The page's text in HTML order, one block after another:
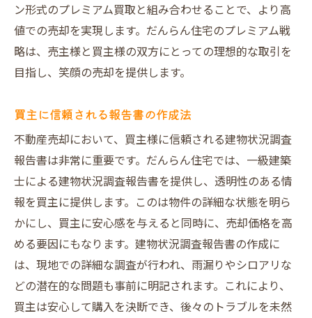
ン形式のプレミアム買取と組み合わせることで、より高
値での売却を実現します。だんらん住宅のプレミアム戦
略は、売主様と買主様の双方にとっての理想的な取引を
目指し、笑顔の売却を提供します。
買主に信頼される報告書の作成法
不動産売却において、買主様に信頼される建物状況調査
報告書は非常に重要です。だんらん住宅では、一級建築
士による建物状況調査報告書を提供し、透明性のある情
報を買主に提供します。このは物件の詳細な状態を明ら
かにし、買主に安心感を与えると同時に、売却価格を高
める要因にもなります。建物状況調査報告書の作成に
は、現地での詳細な調査が行われ、雨漏りやシロアリな
どの潜在的な問題も事前に明記されます。これにより、
買主は安心して購入を決断でき、後々のトラブルを未然